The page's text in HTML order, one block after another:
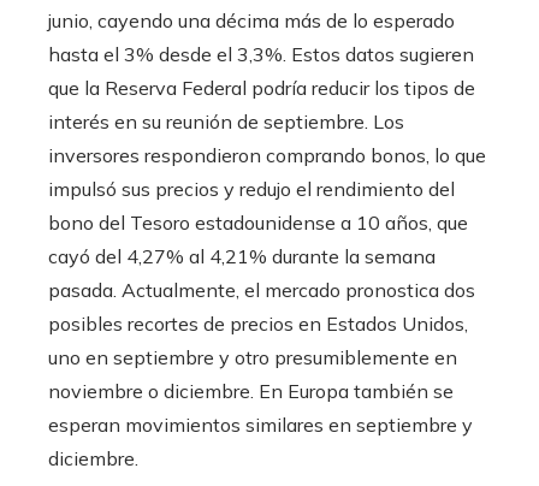
junio, cayendo una décima más de lo esperado
hasta el 3% desde el 3,3%. Estos datos sugieren
que la Reserva Federal podría reducir los tipos de
interés en su reunión de septiembre. Los
inversores respondieron comprando bonos, lo que
impulsó sus precios y redujo el rendimiento del
bono del Tesoro estadounidense a 10 años, que
cayó del 4,27% al 4,21% durante la semana
pasada. Actualmente, el mercado pronostica dos
posibles recortes de precios en Estados Unidos,
uno en septiembre y otro presumiblemente en
noviembre o diciembre. En Europa también se
esperan movimientos similares en septiembre y
diciembre.